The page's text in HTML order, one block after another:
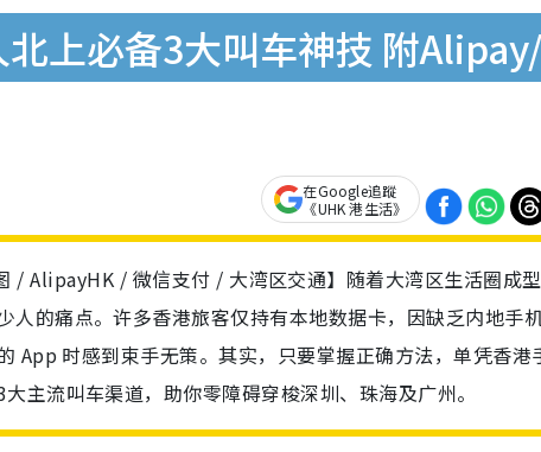
上必备3大叫车神技 附
在Google追蹤
《UHK 港生活》
/ AlipayHK / 微信支付 / 大湾区交通】随着大湾区生活圈成
的痛点。许多香港旅客仅持有本地数据卡，因缺乏内地手
App 时感到束手无策。其实，只要掌握正确方法，单凭香港
主流叫车渠道，助你零障碍穿梭深圳、珠海及广州。